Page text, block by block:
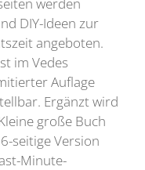
DIY-Ideen zur
angeboten.
im Vedes
Auflage
Ergänzt wird
große Buch
seitige Version
Minute-